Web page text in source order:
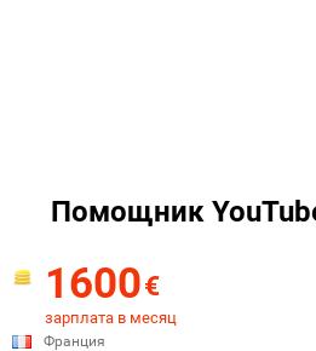
Помощник
1600€
зарплата в месяц
Франция